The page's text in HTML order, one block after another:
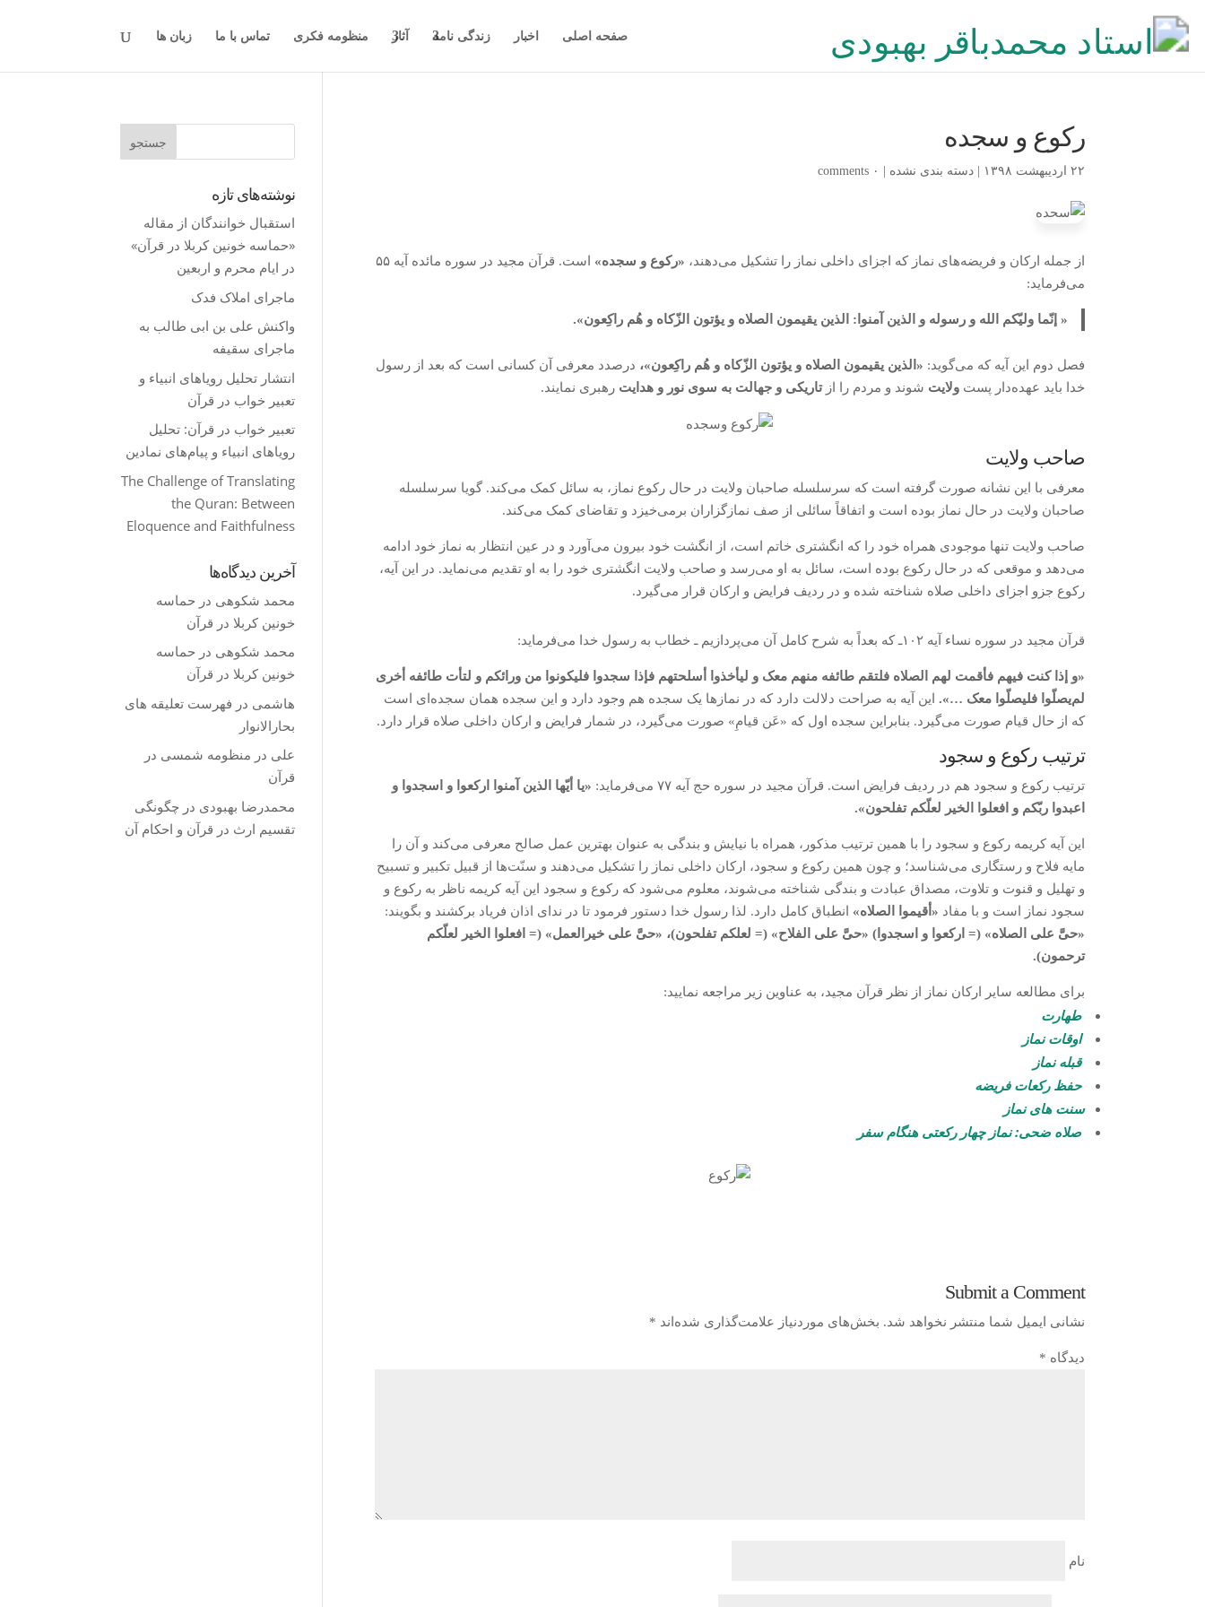
صفحه اصلی اخبار زندگی نامه آثار منظومه فکری تماس با ما زبان ها
رکوع و سجده
۲۲ اردیبهشت ۱۳۹۸ |دسته بندی نشده ۰ comments
از جمله ارکان و فریضه‌های نماز که اجزای داخلی نماز را تشکیل می‌دهند، «رکوع و سجده»
است. قرآن مجید در سوره مائده آیه ۵۵
می‌فرماید:
« إنّما ولیّکم الله و رسوله و الذین آمنوا: الذین یقیمون الصلاه و یؤتون الزّکاه و هُم راکِعون».
فصل دوم این آیه که می‌گوید: «الذین یقیمون الصلاه و یؤتون الزّکاه و هُم راکِعون»، درصدد معرفی آن کسانی است که بعد از رسول
خدا باید عهده‌دار پستولایت شوند و مردم را ازتاریکی و جهالت به سوی نور و هدایت رهبری نمایند.
صاحب ولایت
معرفی با این نشانه صورت گرفته است که سرسلسله صاحبان ولایت در حال رکوع نماز، به سائل کمک می‌کند. گویا سرسلسله
صاحبان ولایت در حال نماز بوده است و اتفاقاً سائلی از صف نمازگزاران برمی‌خیزد و تقاضای کمک می‌کند.
صاحب ولایت تنها موجودی همراه خود را که انگشتری خاتم است، از انگشت خود بیرون می‌آورد و در عین انتظار به نماز خود ادامه
می‌دهد و موقعی که در حال رکوع بوده است، سائل به او می‌رسد و صاحب ولایت انگشتری خود را به او تقدیم می‌نماید. در این آیه،
رکوع جزو اجزای داخلی صلاه شناخته شده و در ردیف فرایض و ارکان قرار می‌گیرد.
قرآن مجید در سوره نساء آیه ۱۰۲ـ که بعداً به شرح کامل آن می‌پردازیم ـ خطاب به رسول خدا می‌فرماید:
«و إذا کنت فیهم فأقمت لهم الصلاه فلتقم طائفه منهم معک و لیأخذوا أسلحتهم فإذا سجدوا فلیکونوا من ورائکم و لتأت طائفه أخری
لم‌یصلّوا فلیصلّوا معک …». این آیه به صراحت دلالت دارد که در نمازها یک سجده هم وجود دارد و این سجده همان سجده‌ای است
که از حال قیام صورت می‌گیرد. بنابراین سجده اول که «عَن قیامِ» صورت می‌گیرد، در شمار فرایض و ارکان داخلی صلاه قرار دارد.
ترتیب رکوع و سجود
ترتیب رکوع و سجود هم در ردیف فرایض است. قرآن مجید در سوره حج آیه ۷۷ می‌فرماید:
«یا أیّها الذین آمنوا ارکعوا و اسجدوا و
اعبدوا ربّکم و افعلوا الخیر لعلّکم تفلحون».
این آیه کریمه رکوع و سجود را با همین ترتیب مذکور، همراه با نیایش و بندگی به عنوان بهترین عمل صالح معرفی می‌کند و آن را
مایه فلاح و رستگاری می‌شناسد؛ و چون همین رکوع و سجود، ارکان داخلی نماز را تشکیل می‌دهند و سنّت‌ها از قبیل تکبیر و تسبیح
و تهلیل و قنوت و تلاوت، مصداق عبادت و بندگی شناخته می‌شوند، معلوم می‌شود که رکوع و سجود این آیه کریمه ناظر به رکوع و
سجود نماز است و با مفاد «أقیموا الصلاه»
انطباق کامل دارد. لذا رسول خدا دستور فرمود تا در ندای اذان فریاد برکشند و بگویند:
«حیَّ علی الصلاه» (= ارکعوا و اسجدوا) «حیَّ علی الفلاح» (= لعلکم تفلحون)، «حیَّ علی خیرالعمل» (= افعلوا الخیر لعلّکم
ترحمون).
برای مطالعه سایر ارکان نماز از نظر قرآن مجید، به عناوین زیر مراجعه نمایید:
طهارت
اوقات نماز
قبله نماز
حفظ رکعات فریضه
سنت های نماز
صلاه ضحی: نماز چهار رکعتی هنگام سفر
Submit a Comment
نشانی ایمیل شما منتشر نخواهد شد. بخش‌های موردنیاز علامت‌گذاری شده‌اند *
دیدگاه *
نام
نوشته‌های تازه
استقبال خوانندگان از مقاله
«حماسه خونین کربلا در قرآن»
در ایام محرم و اربعین
ماجرای املاک فدک
واکنش على بن ابى طالب به
ماجرای سقیفه
انتشار تحلیل رویاهای انبیاء و
تعبیر خواب در قرآن
تعبیر خواب در قرآن: تحلیل
رویاهای انبیاء و پیام‌های نمادین
The Challenge of Translating
the Quran: Between
Eloquence and Faithfulness
آخرین دیدگاه‌ها
محمد شکوهی در حماسه
خونین کربلا در قرآن
محمد شکوهی در حماسه
خونین کربلا در قرآن
هاشمی در فهرست تعلیقه های
بحارالانوار
علی در منظومه شمسی در
قرآن
محمدرضا بهبودی در چگونگی
تقسیم ارث در قرآن و احکام آن